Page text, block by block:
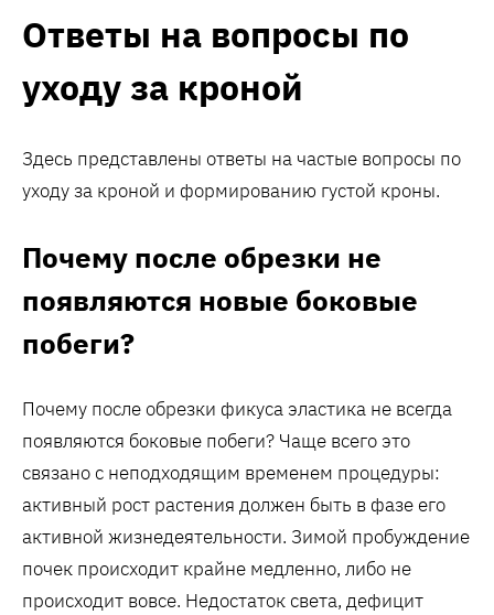
Ответы на вопросы по
уходу за кроной
Здесь представлены ответы на частые вопросы по
уходу за кроной и формированию густой кроны.
Почему после обрезки не
появляются новые боковые
побеги?
Почему после обрезки фикуса эластика не всегда
появляются боковые побеги? Чаще всего это
связано с неподходящим временем процедуры:
активный рост растения должен быть в фазе его
активной жизнедеятельности. Зимой пробуждение
почек происходит крайне медленно, либо не
происходит вовсе. Недостаток света, дефицит